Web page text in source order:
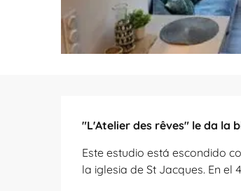
"L'Atelier des rêves" le da la
Este estudio está escondido
la iglesia de St Jacques. En el